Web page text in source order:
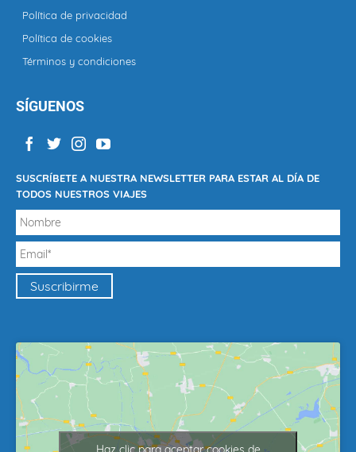
Política de privacidad
Política de cookies
Términos y condiciones
SÍGUENOS
SUSCRÍBETE A NUESTRA NEWSLETTER PARA ESTAR AL DÍA DE
TODOS NUESTROS VIAJES